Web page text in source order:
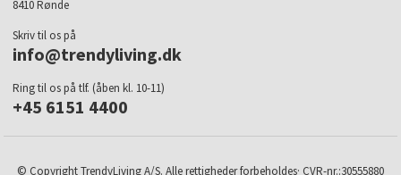
8410 Rønde
Skriv til os på
info@trendyliving.dk
Ring til os på tlf. (åben kl. 10-11)
+45 6151 4400
© Copyright TrendyLiving A/S. Alle rettigheder forbeholdes· CVR-nr.:30555880